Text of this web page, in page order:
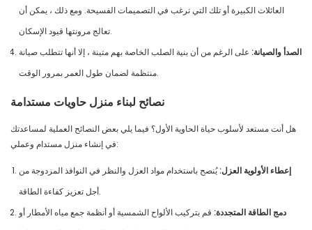
العائلات الكبيرة أو تلك التي ترغب في التصميمات الفسيحة. ومع ذلك ، يمكن أن
تعالج مرونتها قيود الإسكان.
الصدأ والصيانة: على الرغم من أن بنية الصلب الخاصة بهم متينة ، إلا أنها تتطلب صيانة
منتظمة لضمان طول العمر بمرور الوقت.
نصائح لبناء منزل حاويات مستدامة
هل أنت مستعد لأسلوب حياة الحاوية الأول؟ فيما يلي بعض النصائح العملية لمساعدتك
في إنشاء منزل مستدام وعملي:
إعطاء الأولوية العزل:يُنصح باستخدام مواد العزل والنظر في النوافذ المزدوجة من
أجل تعزيز كفاءة الطاقة.
دمج الطاقة المتجددة: قم بتركيب الألواح الشمسية أو أنظمة جمع مياه الأمطار أو